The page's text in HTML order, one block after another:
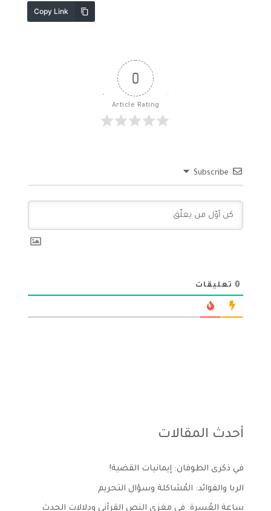
Copy Link
0
Article Rating
Subscribe
0 تعليقات
أحدث المقالات
في ذكرى الطوفان: إيمانيات القضية!
الربا والفوائد: المُشاكلة وسؤال التحريم
ساعة العُسرة: في مغزى النص القرآني ودلالات الحدث